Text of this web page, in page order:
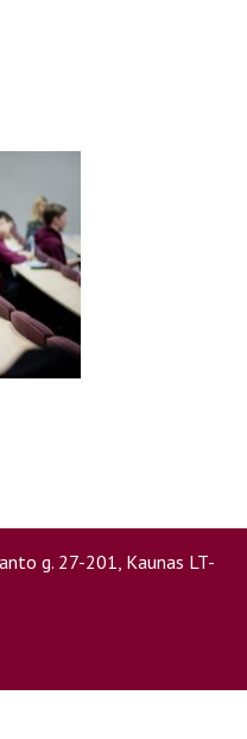
g. 27-201, Kaunas LT-